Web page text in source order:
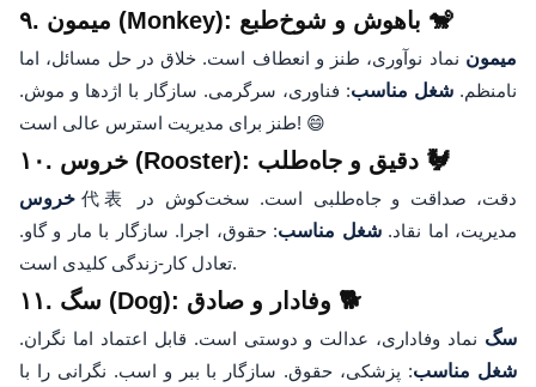
۹. میمون (Monkey): باهوش و شوخ‌طبع 🐒
میمون نماد نوآوری، طنز و انعطاف است. خلاق در حل مسائل، اما
نامنظم. شغل مناسب: فناوری، سرگرمی. سازگار با اژدها و موش.
طنز برای مدیریت استرس عالی است! 😄
۱۰. خروس (Rooster): دقیق و جاه‌طلب 🐓
خروس 代表 دقت، صداقت و جاه‌طلبی است. سخت‌کوش در
مدیریت، اما نقاد.شغل مناسب: حقوق، اجرا. سازگار با مار و گاو.
تعادل کار-زندگی کلیدی است.
۱۱. سگ (Dog): وفادار و صادق 🐕
سگ نماد وفاداری، عدالت و دوستی است. قابل اعتماد اما نگران.
شغل مناسب: پزشکی، حقوق. سازگار با ببر و اسب. نگرانی را با